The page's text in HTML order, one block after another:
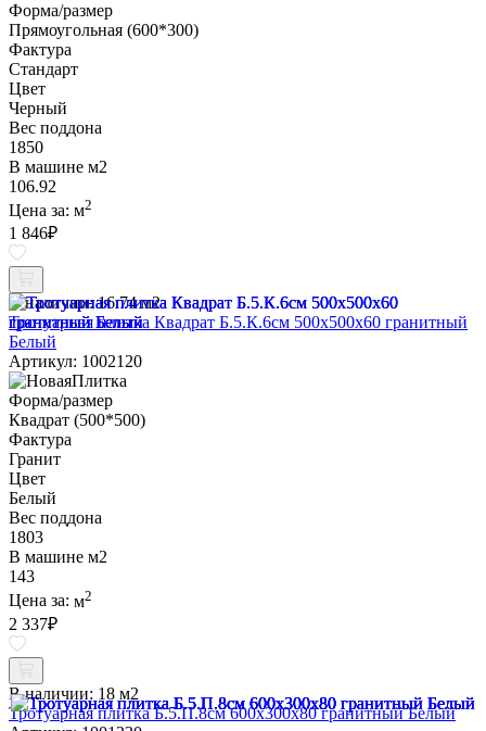
Форма/размер
Прямоугольная (600*300)
Фактура
Стандарт
Цвет
Черный
Вес поддона
1850
В машине м2
106.92
Цена за: м2
1 846₽
В наличии: 16.74 м2
Тротуарная плитка Квадрат Б.5.К.6см 500х500х60 гранитный
Белый
Артикул: 1002120
Форма/размер
Квадрат (500*500)
Фактура
Гранит
Цвет
Белый
Вес поддона
1803
В машине м2
143
Цена за: м2
2 337₽
В наличии: 18 м2
Тротуарная плитка Б.5.П.8см 600х300х80 гранитный Белый